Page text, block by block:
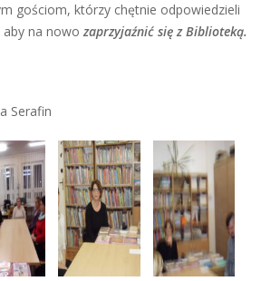
gościom, którzy chętnie odpowiedzieli
aby na nowozaprzyjaźnić się z Biblioteką.
Serafin